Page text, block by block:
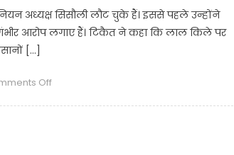
अध्यक्ष सिसौली लौट चुके हैं। इससे पहले उन्होंने
आरोप लगाए हैं। टिकैत ने कहा कि लाल किले पर
[…]
Offon